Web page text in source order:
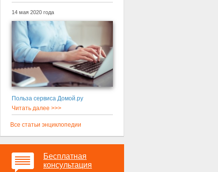
14 мая 2020 года
Польза сервиса Домой.ру
Читать далее >>>
Все статьи энциклопедии
Бесплатная
консультация